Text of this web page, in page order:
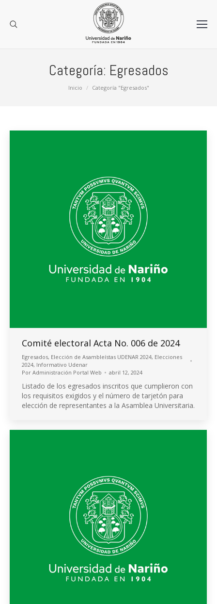
Categoría: Egresados
Inicio Categoría "Egresados"
Comité electoral Acta No. 006 de 2024
Egresados, Elección de Asambleístas UDENAR 2024, Elecciones
2024, Informativo Udenar
Por Administración Portal Web abril 12, 2024
Listado de los egresados inscritos que cumplieron con
los requisitos exigidos y el número de tarjetón para
elección de representantes a la Asamblea Universitaria.